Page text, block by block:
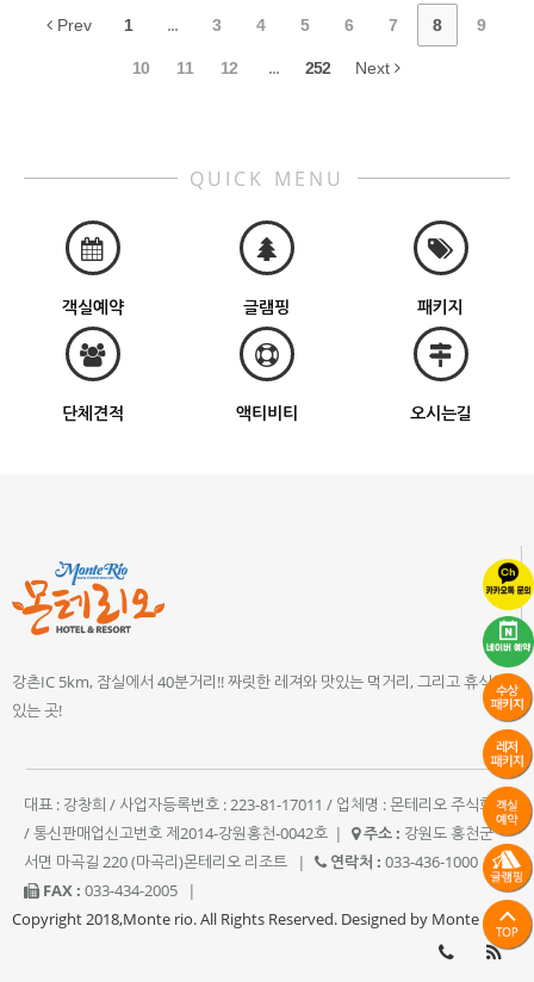
Prev 1 ... 3 4 5 6 7 8 9
10 11 12 ... 252 Next
QUICK MENU
객실예약 글램핑 패키지
단체견적 액티비티 오시는길
강촌IC 5km, 잠실에서 40분거리!! 짜릿한 레져와 맛있는 먹거리, 그리고 휴식이
있는 곳!
대표 : 강창희 / 사업자등록번호 : 223-81-17011 / 업체명 : 몬테리오 주식회사
/ 통신판매업신고번호 제2014-강원홍천-0042호 | 주소 : 강원도 홍천군
서면 마곡길 220 (마곡리)몬테리오 리조트
| 연락처 : 033-436-1000
|
FAX : 033-434-2005
|
Copyright 2018,Monte rio. All Rights Reserved. Designed by Monte rio.